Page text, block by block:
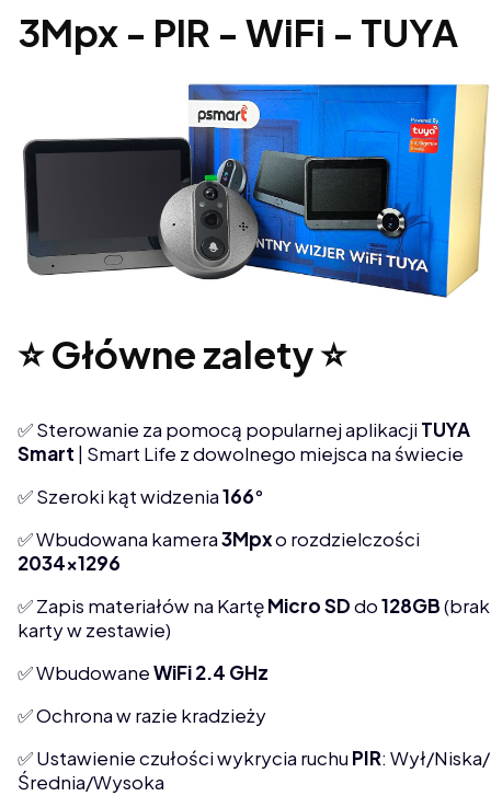
3Mpx - PIR - WiFi - TUYA
⭐ Główne zalety ⭐
✅ Sterowanie za pomocą popularnej aplikacjiTUYA
Smart | Smart Life z dowolnego miejsca na świecie
✅ Szeroki kąt widzenia166°
✅ Wbudowana kamera3Mpxo rozdzielczości
2034x1296
✅ Zapis materiałów na KartęMicroSDdo128GB(brak
karty w zestawie)
✅ WbudowaneWiFi2.4 GHz
✅ Ochrona w razie kradzieży
✅ Ustawienie czułości wykrycia ruchu PIR: Wył/Niska/
Średnia/Wysoka